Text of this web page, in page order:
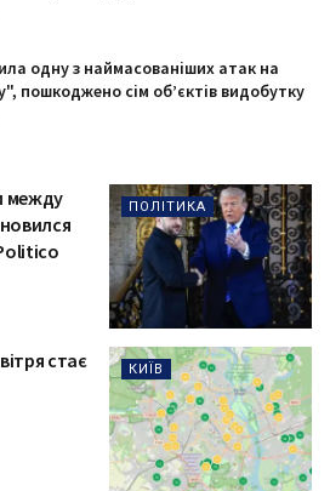
одну з наймасованіших атак на
пошкоджено сім об’єктів видобутку
ПОЛІТИКА
между
КИЇВ
стає